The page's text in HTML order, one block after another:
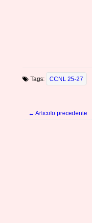
Tags: CCNL 25-27
← Articolo precedente